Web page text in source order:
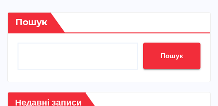
Пошук
Пошук
Недавні записи